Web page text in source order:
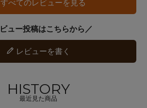
すべてのレビューを見る
レビューを書く
HISTORY
最近見た商品